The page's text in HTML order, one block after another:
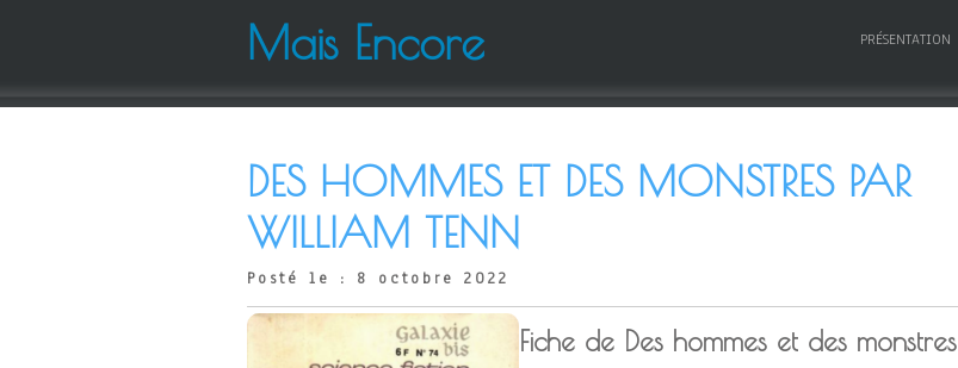
Mais Encore PRÉSENTATION
DES HOMMES ET DES MONSTRES PAR
WILLIAM TENN
Posté le : 8 octobre 2022
Fiche de Des hommes et des monstres